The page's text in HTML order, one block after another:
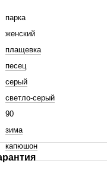
парка
женский
плащевка
песец
серый
светло-серый
90
зима
капюшон